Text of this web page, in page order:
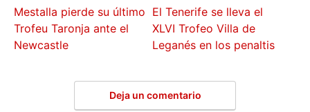
Mestalla pierde su último
Trofeu Taronja ante el
Newcastle
El Tenerife se lleva el
XLVI Trofeo Villa de
Leganés en los penaltis
Deja un comentario